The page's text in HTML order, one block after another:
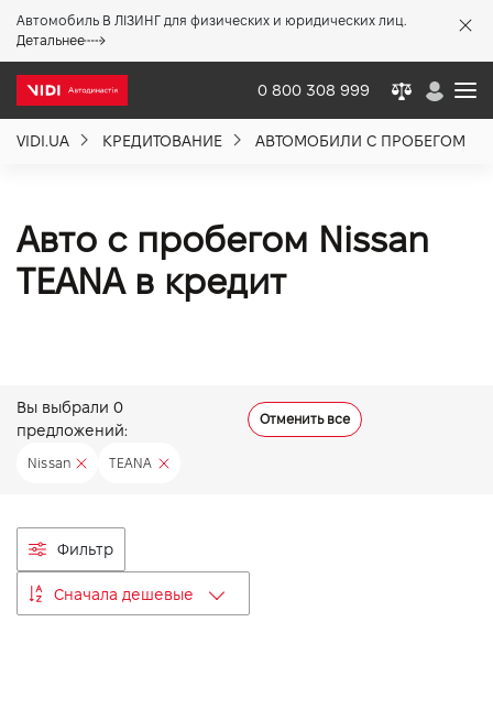
Автомобиль В ЛІЗИНГ для физических и юридических лиц.
Детальнее
0 800 308 999
VIDI.UA КРЕДИТОВАНИЕ АВТОМОБИЛИ С ПРОБЕГОМ
Авто с пробегом Nissan
TEANA в кредит
Вы выбрали 0
предложений:
Отменить все
Nissan TEANA
Фильтр
Сначала дешевые
Акции %
Новости